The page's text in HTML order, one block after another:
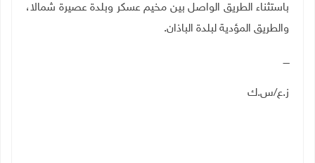
باستثناء الطريق الواصل بين مخيم عسكر وبلدة عصيرة شمالا،
والطريق المؤدية لبلدة الباذان.
ــــ
ز.ع/س.ك